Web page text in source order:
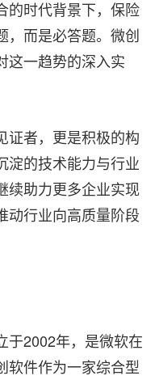
的时代背景下，保险
，而是必答题。微创
这一趋势的深入实
证者，更是积极的构
淀的技术能力与行业
续助力更多企业实现
动行业向高质量阶段
于2002年，是微软在
软件作为一家综合型